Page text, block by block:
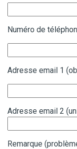
Numéro de
Adresse email 1
Adresse email 2
Remarque